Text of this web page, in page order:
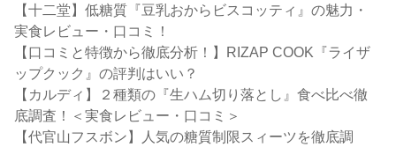
【十二堂】低糖質『豆乳おからビスコッティ』の魅力・
実食レビュー・口コミ！
【口コミと特徴から徹底分析！】RIZAP COOK『ライザ
ップクック』の評判はいい？
【カルディ】２種類の『生ハム切り落とし』食べ比べ徹
底調査！＜実食レビュー・口コミ＞
【代官山フスボン】人気の糖質制限スィーツを徹底調